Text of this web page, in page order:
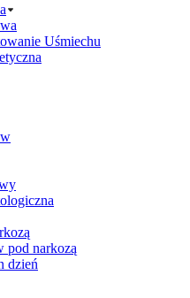
Uśmiechu
pod narkozą
dzień